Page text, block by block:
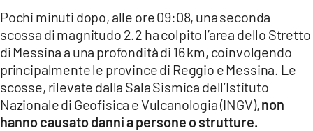
LACONAIR.IT
LACITYMAG.IT
ILREGGINO.IT
COSENZACHANNEL.IT
Pochi minuti dopo, alle ore 09:08, una seconda
scossa di magnitudo 2.2 ha colpito l’area dello Stretto
di Messina a una profondità di 16 km, coinvolgendo
principalmente le province di Reggio e Messina. Le
scosse, rilevate dalla Sala Sismica dell’Istituto
Nazionale di Geofisica e Vulcanologia (INGV),non
hanno causato danni a persone o strutture.